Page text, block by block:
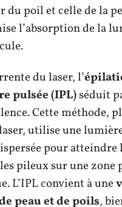
du poil et celle de la
l’absorption de la
du laser, l’
pulsée (IPL)séduit
Cette méthode,
utilise une
pour atteindre
pileux sur une zone
L’IPL convient à une
peau et de poils,